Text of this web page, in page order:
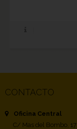
CONTACTO
Oficina Central
C/ Mas del Bombo, 17